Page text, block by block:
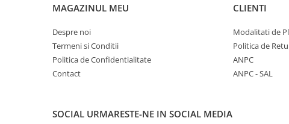
MAGAZINUL MEU
Despre noi
Termeni si Conditii
Politica de Confidentialitate
Contact
CLIENTI
Modalitati de
Politica de
ANPC
ANPC - SAL
SOCIAL URMARESTE-NE IN SOCIAL MEDIA